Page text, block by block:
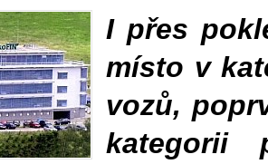
I přes
místo v
vozů,
kategorii